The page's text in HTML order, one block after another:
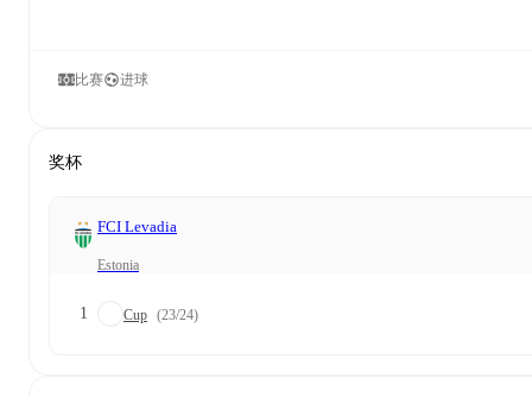
比赛 进球
奖杯
FCI Levadia
Estonia
1 Cup (23/24)